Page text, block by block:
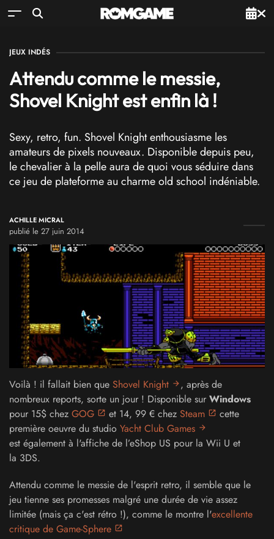
JEUX INDÉS
Attendu comme le messie,
Shovel Knight est enfin là !
Sexy, retro, fun. Shovel Knight enthousiasme les
amateurs de pixels nouveaux. Disponible depuis peu,
le chevalier à la pelle aura de quoi vous séduire dans
ce jeu de plateforme au charme old school indéniable.
ACHILLE MICRAL
publié le 27 juin 2014
Voilà ! il fallait bien que Shovel Knight
, après de
nombreux reports, sorte un jour ! Disponible sur Windows
pour 15$ chez GOG et 14, 99 € chez Steam
cette
première oeuvre du studio Yacht Club Games
est également à l'affiche de l’eShop US pour la Wii U et
la 3DS.
Attendu comme le messie de l'esprit retro, il semble que le
jeu tienne ses promesses malgré une durée de vie assez
limitée (mais ça c'est rétro !), comme le montre l'excellente
critique de Game-Sphere